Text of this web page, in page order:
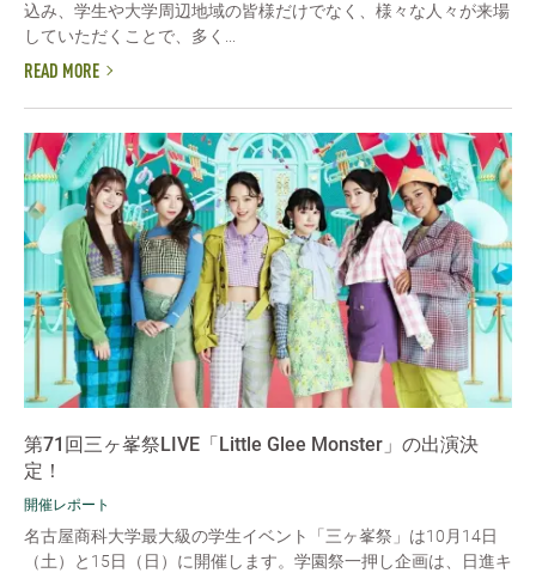
込み、学生や大学周辺地域の皆様だけでなく、様々な人々が来場
していただくことで、多く...
READ MORE
第71回三ヶ峯祭LIVE「Little Glee Monster」の出演決
定！
開催レポート
名古屋商科大学最大級の学生イベント「三ヶ峯祭」は10月14日
（土）と15日（日）に開催します。学園祭一押し企画は、日進キ